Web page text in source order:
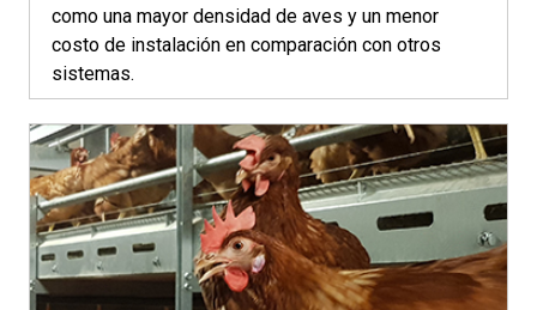
como una mayor densidad de aves y un menor
costo de instalación en comparación con otros
sistemas.